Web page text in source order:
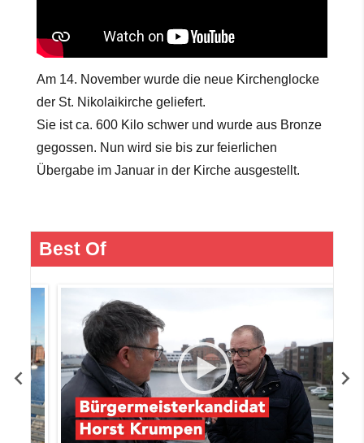
Am 14. November wurde die neue Kirchenglocke
der St. Nikolaikirche geliefert.
Sie ist ca. 600 Kilo schwer und wurde aus Bronze
gegossen. Nun wird sie bis zur feierlichen
Übergabe im Januar in der Kirche ausgestellt.
Best Of